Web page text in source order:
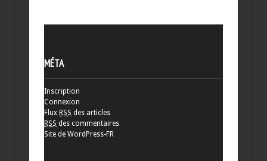
MÉTA
Inscription
Connexion
Flux RSS des articles
RSS des commentaires
Site de WordPress-FR